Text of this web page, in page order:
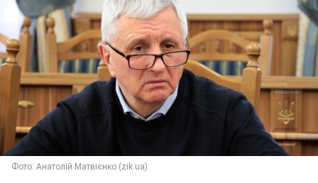
Фото: Анатолій Матвієнко (zik.ua)